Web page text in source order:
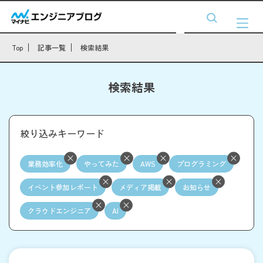
Top 記事一覧 検索結果
検索結果
絞り込みキーワード
業務効率化 やってみた AWS プログラミング
イベント参加レポート メディア掲載 お知らせ
クラウドエンジニア AI